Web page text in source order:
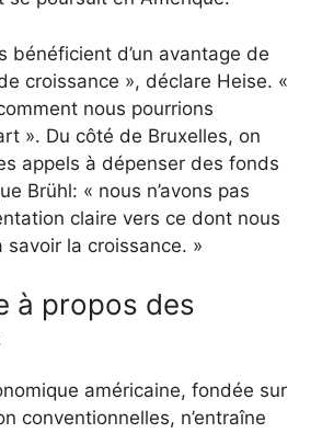
bénéficient d’un avantage de
croissance », déclare Heise. «
nous pourrions
». Du côté de Bruxelles, on
appels à dépenser des fonds
Brühl: « nous n’avons pas
claire vers ce dont nous
savoir la croissance. »
à propos des
américaine, fondée sur
conventionnelles, n’entraîne